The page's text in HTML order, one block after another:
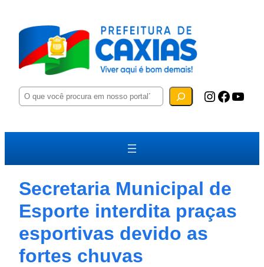
P
e
u
a
Instagram Facebook YouTube
Secretaria Municipal de
Esporte interdita praças
esportivas devido as
fortes chuvas